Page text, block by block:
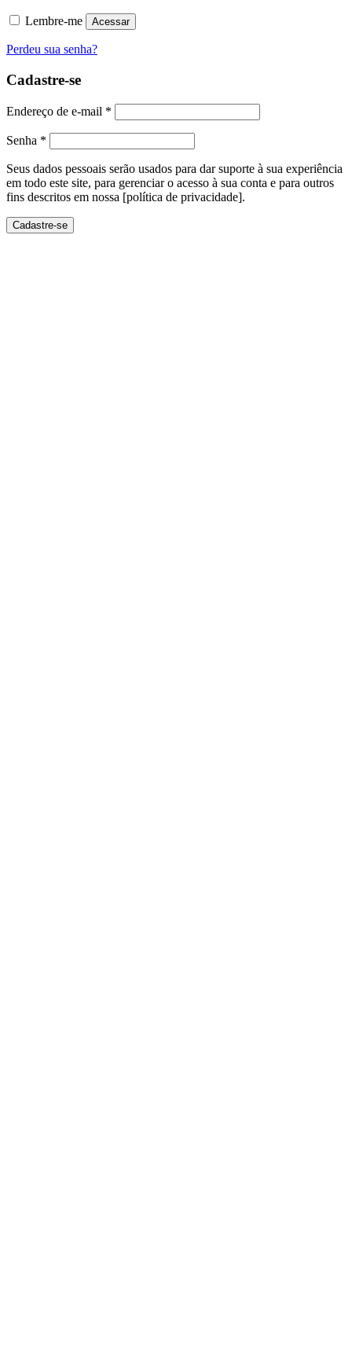
Lembre-me Acessar
Perdeu sua senha?
Cadastre-se
Endereço de e-mail *
Senha *
Seus dados pessoais serão usados ​​para dar suporte à sua experiência
em todo este site, para gerenciar o acesso à sua conta e para outros
fins descritos em nossa [política de privacidade].
Cadastre-se